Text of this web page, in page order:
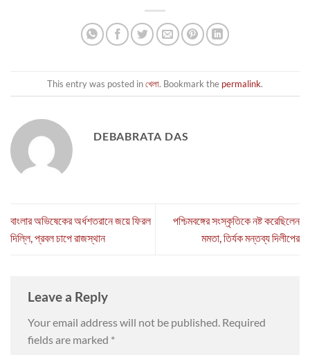
This entry was posted inখেলা. Bookmark the permalink.
DEBABRATA DAS
বাংলার অভিষেকের অর্ধশতরানে জয়ে ফিরল
দিল্লি, প্রবল চাপে রাজস্থান
পশ্চিমবঙ্গের সংস্কৃতিকে নষ্ট করেছিলেন
মমতা, তির্যক মন্তব্য দিলীপের
Leave a Reply
Your email address will not be published. Required
fields are marked *